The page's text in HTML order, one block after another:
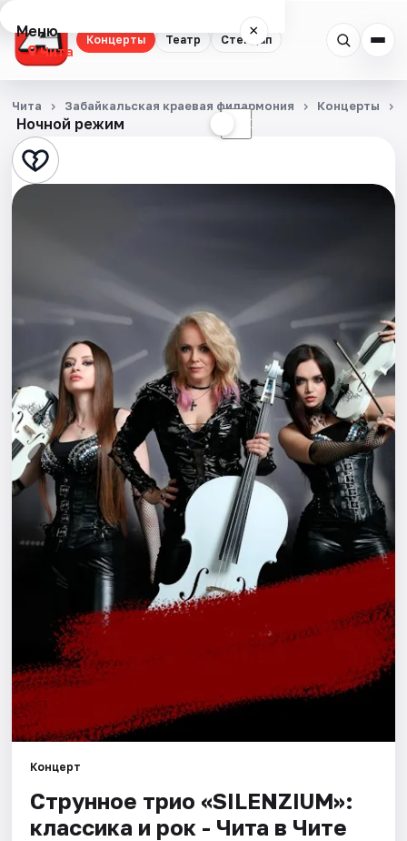
Концерты Театр Стендап
Меню ×
Чита
Концерты
Театр
Стендап
Площадки
Артисты
Рейтинги
Ночной режим ☾
Чита Забайкальская краевая филармония Концерты
Концерт
Струнное трио «SILENZIUM»:
классика и рок - Чита в Чите